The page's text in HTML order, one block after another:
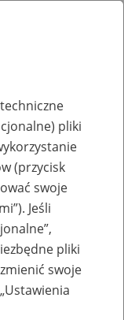
pracy
pliki
(przycisk
swoje
Jeśli
pliki
swoje